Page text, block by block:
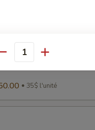
de charcuterie,
craquelins et petites
35$ l'unité